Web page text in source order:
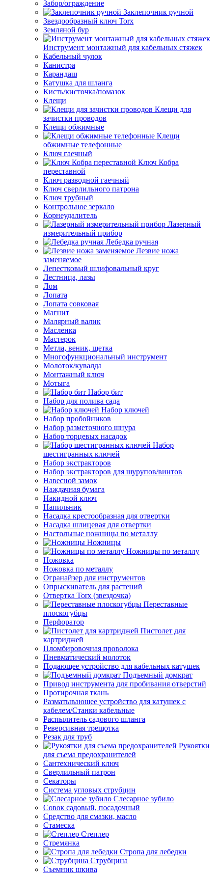
Забор/ограждение
Заклепочник ручной
Звездообразный ключ Torx
Земляной бур
Инструмент монтажный для кабельных стяжек
Кабельный чулок
Канистра
Карандаш
Катушка для шланга
Кисть/кисточка/помазок
Клещи
Клещи для
зачистки проводов
Клещи обжимные
Клещи
обжимные телефонные
Ключ гаечный
Ключ Кобра
переставной
Ключ разводной гаечный
Ключ сверлильного патрона
Ключ трубный
Контрольное зеркало
Корнеудалитель
Лазерный
измерительный прибор
Лебедка ручная
Лезвие ножа
заменяемое
Лепестковый шлифовальный круг
Лестница, лазы
Лом
Лопата
Лопата совковая
Магнит
Малярный валик
Масленка
Мастерок
Метла, веник, щетка
Многофункциональный инструмент
Молоток/кувалда
Монтажный ключ
Мотыга
Набор бит
Набор для полива сада
Набор ключей
Набор пробойников
Набор разметочного шнура
Набор торцевых насадок
Набор
шестигранных ключей
Набор экстракторов
Набор экстракторов для шурупов/винтов
Навесной замок
Наждачная бумага
Накидной ключ
Напильник
Насадка крестообразная для отвертки
Насадка шлицевая для отвертки
Настольные ножницы по металлу
Ножницы
Ножницы по металлу
Ножовка
Ножовка по металлу
Огранайзер для инструментов
Опрыскиватель для растений
Отвертка Torx (звездочка)
Переставные
плоскогубцы
Перфоратор
Пистолет для
картриджей
Пломбировочная проволока
Пневматический молоток
Подающее устройство для кабельных катушек
Подъемный домкрат
Привод инструмента для пробивания отверстий
Протирочная ткань
Разматывающее устройство для катушек с
кабелем/Станки кабельные
Распылитель садового шланга
Реверсивная трещотка
Резак для труб
Рукоятки
для съема предохранителей
Сантехнический ключ
Сверлильный патрон
Секаторы
Система угловых струбцин
Слесарное зубило
Совок садовый, посадочный
Средство для смазки, масло
Стамеска
Степлер
Стремянка
Стропа для лебедки
Струбцина
Съемник шкива